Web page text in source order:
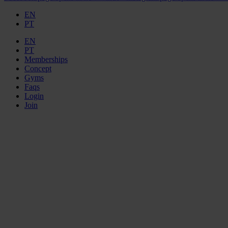
EN
PT
EN
PT
Memberships
Concept
Gyms
Faqs
Login
Join